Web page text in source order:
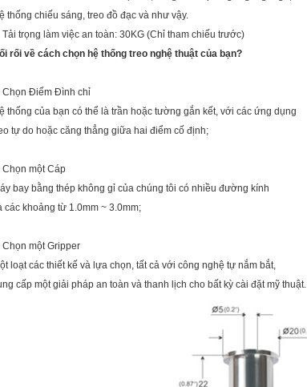
thống chiếu sáng, treo đồ đạc và như vậy.
Tải trọng làm việc an toàn: 30KG (Chỉ tham chiếu trước)
rối về cách chọn hệ thống treo nghệ thuật của bạn?
Chọn Điểm Đình chỉ
thống của bạn có thể là trần hoặc tường gắn kết, với các ứng dụng
tự do hoặc căng thẳng giữa hai điểm cố định;
Chọn một Cáp
bay bằng thép không gỉ của chúng tôi có nhiều đường kính
các khoảng từ 1.0mm ~ 3.0mm;
Chọn một Gripper
loạt các thiết kế và lựa chọn, tất cả với công nghệ tự nắm bắt,
cấp một giải pháp an toàn và thanh lịch cho bất kỳ cài đặt mỹ thuật.